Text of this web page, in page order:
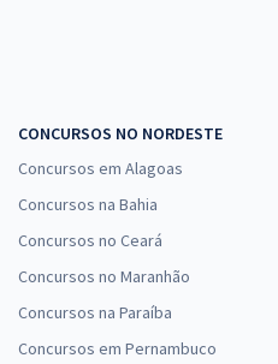
R$ 343,20
Economize
Treinamento Intensivo para
CONCURSOS NO NORDESTE
Concursos em Alagoas
Concursos na Bahia
Concursos no Ceará
Concursos no Maranhão
Concursos na Paraíba
Concursos em Pernambuco